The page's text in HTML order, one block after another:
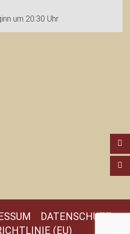
um 20:30 Uhr
DATENSCHUTZ
(EU)